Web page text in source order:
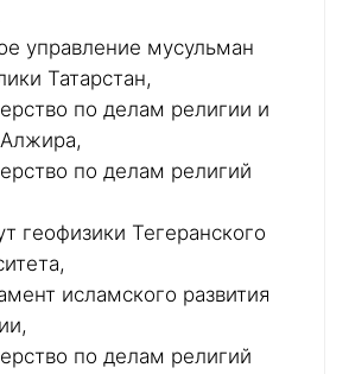
управление мусульман
Татарстан,
по делам религии и
по делам религий
геофизики Тегеранского
исламского развития
по делам религий